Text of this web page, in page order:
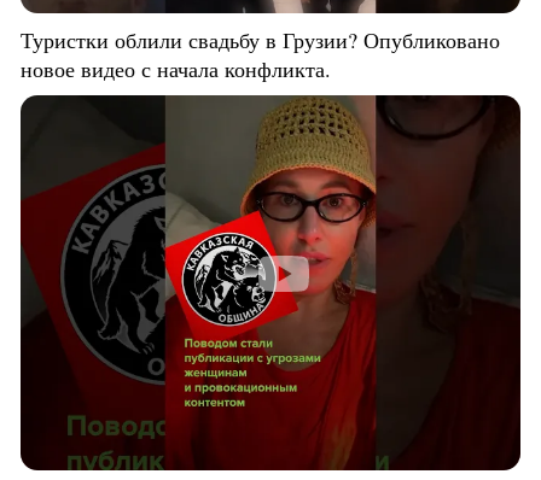
Туристки облили свадьбу в Грузии? Опубликовано
новое видео с начала конфликта.